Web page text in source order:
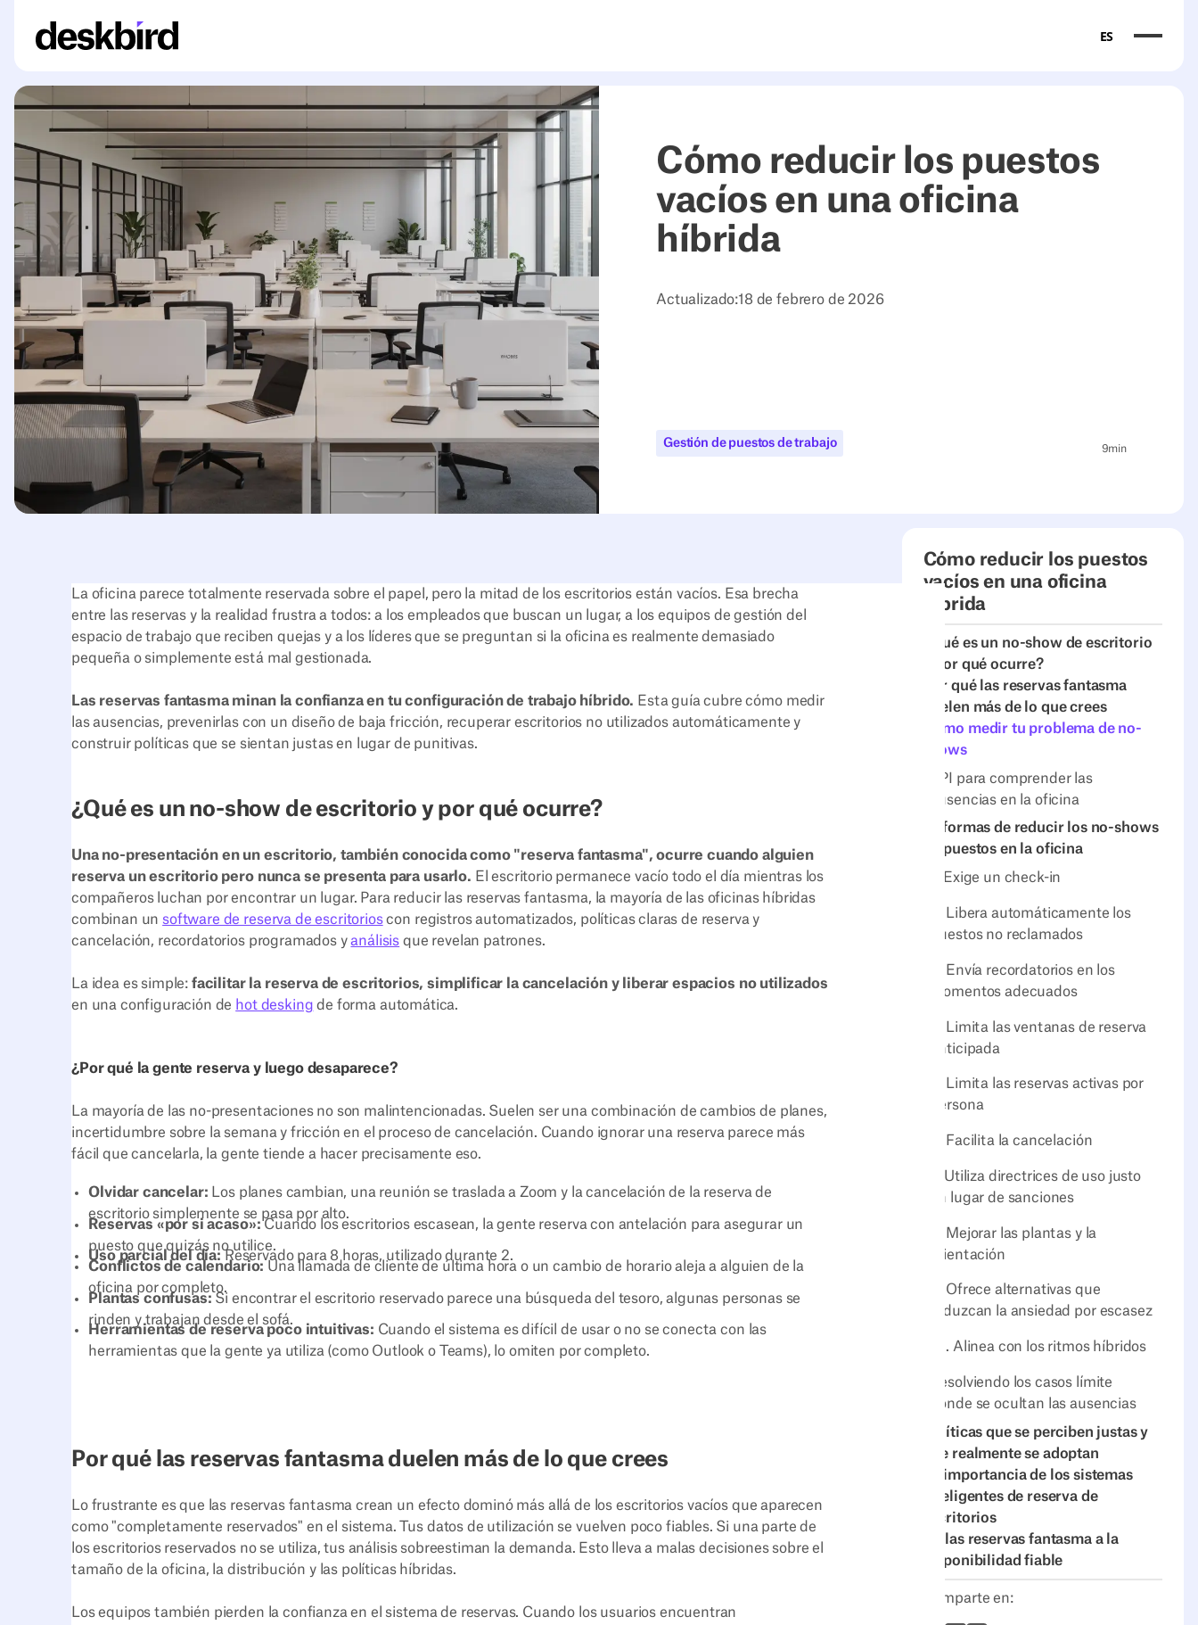
ES
Cómo reducir los puestos
vacíos en una oficina
híbrida
Actualizado:18 de febrero de 2026
Gestión de puestos de trabajo 9min
Cómo reducir los puestos
vacíos en una oficina
híbrida
¿Qué es un no-show de escritorio
y por qué ocurre?
Por qué las reservas fantasma
duelen más de lo que crees
Cómo medir tu problema de no-
shows
KPI para comprender las
ausencias en la oficina
10 formas de reducir los no-shows
de puestos en la oficina
1. Exige un check-in
2. Libera automáticamente los
puestos no reclamados
3. Envía recordatorios en los
momentos adecuados
4. Limita las ventanas de reserva
anticipada
5. Limita las reservas activas por
persona
6. Facilita la cancelación
7. Utiliza directrices de uso justo
en lugar de sanciones
8. Mejorar las plantas y la
orientación
9. Ofrece alternativas que
reduzcan la ansiedad por escasez
10. Alinea con los ritmos híbridos
Resolviendo los casos límite
donde se ocultan las ausencias
Políticas que se perciben justas y
que realmente se adoptan
La importancia de los sistemas
inteligentes de reserva de
escritorios
De las reservas fantasma a la
disponibilidad fiable
Comparte en:
La oficina parece totalmente reservada sobre el papel, pero la mitad de los escritorios están vacíos. Esa brecha
entre las reservas y la realidad frustra a todos: a los empleados que buscan un lugar, a los equipos de gestión del
espacio de trabajo que reciben quejas y a los líderes que se preguntan si la oficina es realmente demasiado
pequeña o simplemente está mal gestionada.
Las reservas fantasma minan la confianza en tu configuración de trabajo híbrido. Esta guía cubre cómo medir
las ausencias, prevenirlas con un diseño de baja fricción, recuperar escritorios no utilizados automáticamente y
construir políticas que se sientan justas en lugar de punitivas.
¿Qué es un no-show de escritorio y por qué ocurre?
Una no-presentación en un escritorio, también conocida como "reserva fantasma", ocurre cuando alguien
reserva un escritorio pero nunca se presenta para usarlo. El escritorio permanece vacío todo el día mientras los
compañeros luchan por encontrar un lugar. Para reducir las reservas fantasma, la mayoría de las oficinas híbridas
combinan un software de reserva de escritorioscon registros automatizados, políticas claras de reserva y
cancelación, recordatorios programados yanálisis que revelan patrones.
La idea es simple: facilitar la reserva de escritorios, simplificar la cancelación y liberar espacios no utilizados
en una configuración de hot desking de forma automática.
¿Por qué la gente reserva y luego desaparece?
La mayoría de las no-presentaciones no son malintencionadas. Suelen ser una combinación de cambios de planes,
incertidumbre sobre la semana y fricción en el proceso de cancelación. Cuando ignorar una reserva parece más
fácil que cancelarla, la gente tiende a hacer precisamente eso.
Olvidar cancelar: Los planes cambian, una reunión se traslada a Zoom y la cancelación de la reserva de
escritorio simplemente se pasa por alto.
Reservas «por si acaso»:Cuando los escritorios escasean, la gente reserva con antelación para asegurar un
puesto que quizás no utilice.
Uso parcial del día: Reservado para 8 horas, utilizado durante 2.
Conflictos de calendario: Una llamada de cliente de última hora o un cambio de horario aleja a alguien de la
oficina por completo.
Plantas confusas: Si encontrar el escritorio reservado parece una búsqueda del tesoro, algunas personas se
rinden y trabajan desde el sofá.
Herramientas de reserva poco intuitivas: Cuando el sistema es difícil de usar o no se conecta con las
herramientas que la gente ya utiliza (como Outlook o Teams), lo omiten por completo.
Por qué las reservas fantasma duelen más de lo que crees
Lo frustrante es que las reservas fantasma crean un efecto dominó más allá de los escritorios vacíos que aparecen
como "completamente reservados" en el sistema. Tus datos de utilización se vuelven poco fiables. Si una parte de
los escritorios reservados no se utiliza, tus análisis sobreestiman la demanda. Esto lleva a malas decisiones sobre el
tamaño de la oficina, la distribución y las políticas híbridas.
Los equipos también pierden la confianza en el sistema de reservas. Cuando los usuarios encuentran